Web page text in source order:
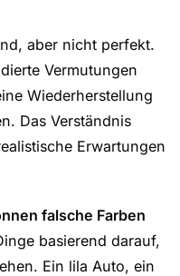
aber nicht perfekt.
Vermutungen
Wiederherstellung
Das Verständnis
Erwartungen
falsche Farben
basierend darauf,
Ein lila Auto, ein